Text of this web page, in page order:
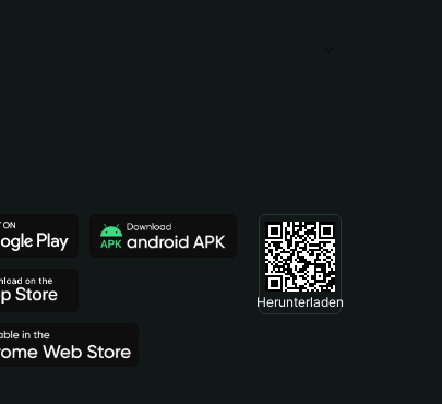
Herunterladen